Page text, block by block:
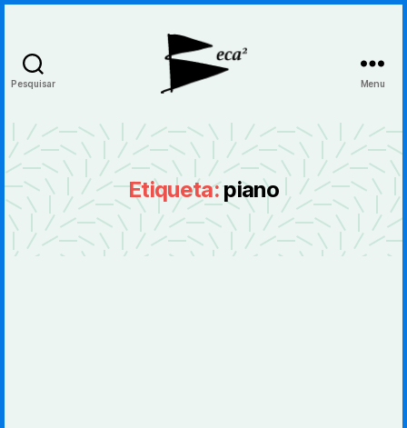
Pesquisar Menu
Etiqueta:piano